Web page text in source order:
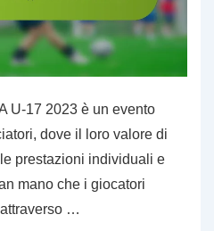
U-17 2023 è un evento
dove il loro valore di
prestazioni individuali e
mano che i giocatori
…